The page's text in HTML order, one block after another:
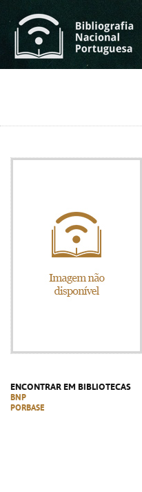
ENCONTRAR EM BIBLIOTECAS
BNP
PORBASE